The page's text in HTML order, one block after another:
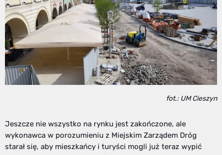
fot.: UM Cieszyn
Jeszcze nie wszystko na rynku jest zakończone, ale
wykonawca w porozumieniu z Miejskim Zarządem Dróg
starał się, aby mieszkańcy i turyści mogli już teraz wypić